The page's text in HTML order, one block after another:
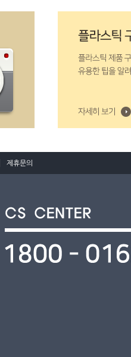
제휴문의